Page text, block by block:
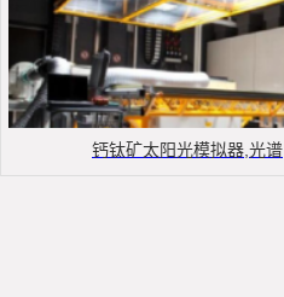
钙钛矿太阳光模拟器,光谱